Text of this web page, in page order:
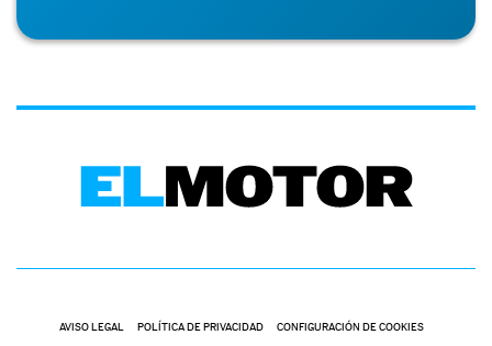
AVISO LEGAL POLÍTICA DE PRIVACIDAD CONFIGURACIÓN DE COOKIES